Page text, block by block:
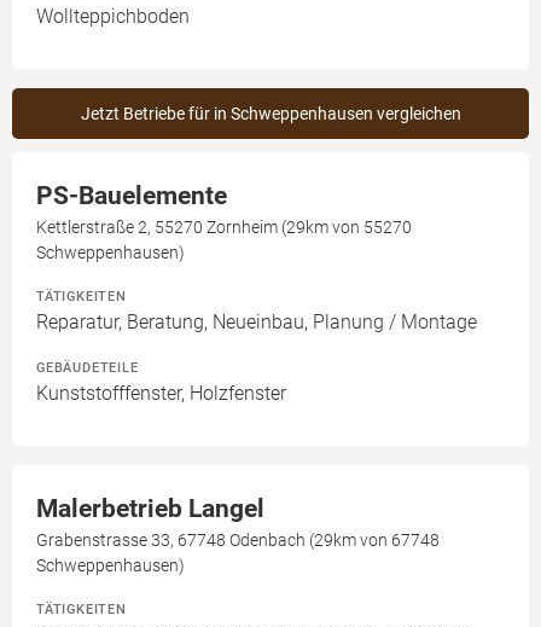
Wollteppichboden
Jetzt Betriebe für in Schweppenhausen vergleichen
PS-Bauelemente
Kettlerstraße 2, 55270 Zornheim (29km von 55270
Schweppenhausen)
TÄTIGKEITEN
Reparatur, Beratung, Neueinbau, Planung / Montage
GEBÄUDETEILE
Kunststofffenster, Holzfenster
Malerbetrieb Langel
Grabenstrasse 33, 67748 Odenbach (29km von 67748
Schweppenhausen)
TÄTIGKEITEN